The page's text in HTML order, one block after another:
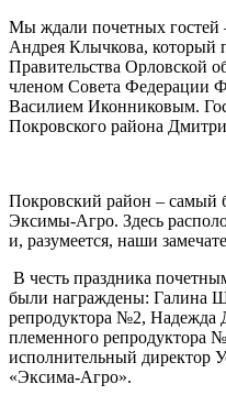
Мы ждали почетных гостей
Андрея Клычкова, который
Правительства Орловской
членом Совета Федерации
Василием Иконниковым.
Покровского района
Покровский район – самый
Эксимы-Агро. Здесь
и, разумеется, наши
В честь праздника
были награждены: Галина
репродуктора №2, Надежда
племенного
исполнительный директор
«Эксима-Агро».